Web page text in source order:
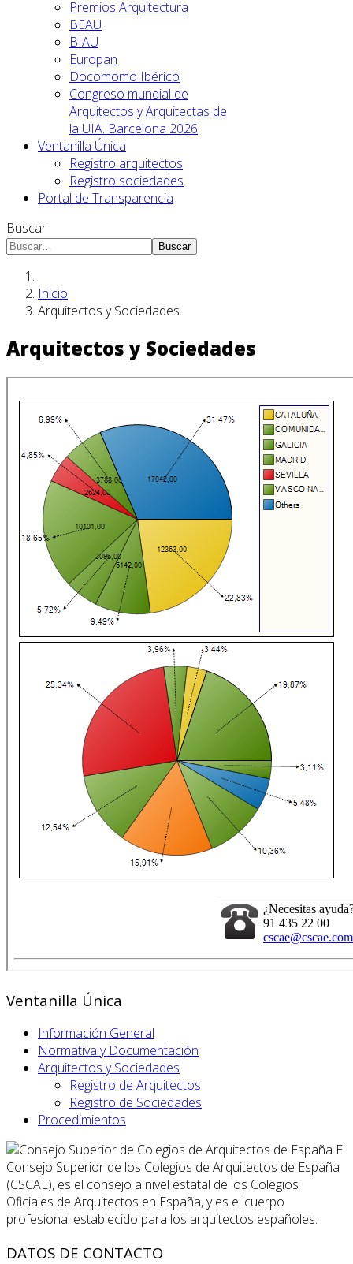
Premios Arquitectura
BEAU
BIAU
Europan
Docomomo Ibérico
Congreso mundial de
Arquitectos y Arquitectas de
la UIA. Barcelona 2026
Ventanilla Única
Registro arquitectos
Registro sociedades
Portal de Transparencia
Buscar
Buscar
Inicio
Arquitectos y Sociedades
Arquitectos y Sociedades
Ventanilla Única
Información General
Normativa y Documentación
Arquitectos y Sociedades
Registro de Arquitectos
Registro de Sociedades
Procedimientos
El
Consejo Superior de los Colegios de Arquitectos de España
(CSCAE), es el consejo a nivel estatal de los Colegios
Oficiales de Arquitectos en España, y es el cuerpo
profesional establecido para los arquitectos españoles.
DATOS DE CONTACTO